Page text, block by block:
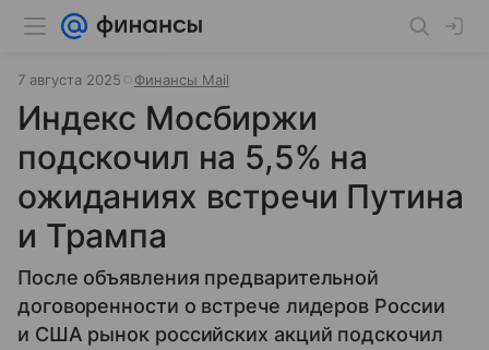
7 августа 2025 Финансы Mail
Индекс Мосбиржи
подскочил на 5,5% на
ожиданиях встречи Путина
и Трампа
После объявления предварительной
договоренности о встрече лидеров России
и США рынок российских акций подскочил